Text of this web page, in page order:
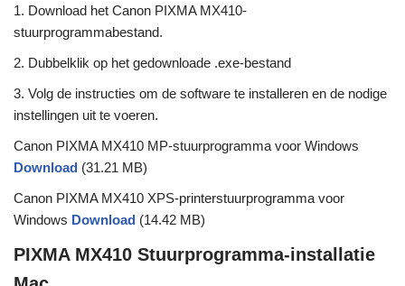
1. Download het Canon PIXMA MX410-
stuurprogrammabestand.
2. Dubbelklik op het gedownloade .exe-bestand
3. Volg de instructies om de software te installeren en de nodige
instellingen uit te voeren.
Canon PIXMA MX410 MP-stuurprogramma voor Windows
Download (31.21 MB)
Canon PIXMA MX410 XPS-printerstuurprogramma voor
Windows Download (14.42 MB)
PIXMA MX410 Stuurprogramma-installatie